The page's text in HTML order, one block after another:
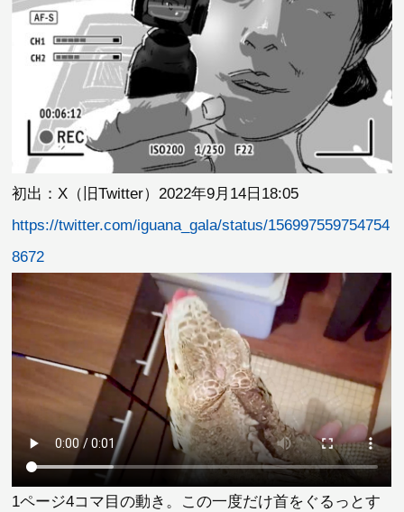
初出：X（旧Twitter）2022年9月14日18:05
https://twitter.com/iguana_gala/status/156997559754754
8672
1ページ4コマ目の動き。この一度だけ首をぐるっとす